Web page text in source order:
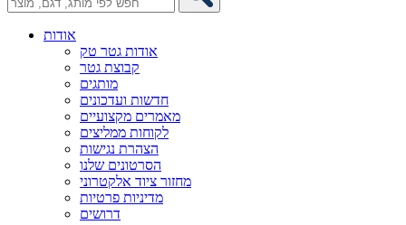
אודות
אודות גטר טק
קבוצת גטר
מותגים
חדשות ועדכונים
מאמרים מקצועיים
לקוחות ממליצים
הצהרת נגישות
הסרטונים שלנו
מחזור ציוד אלקטרוני
מדיניות פרטיות
דרושים